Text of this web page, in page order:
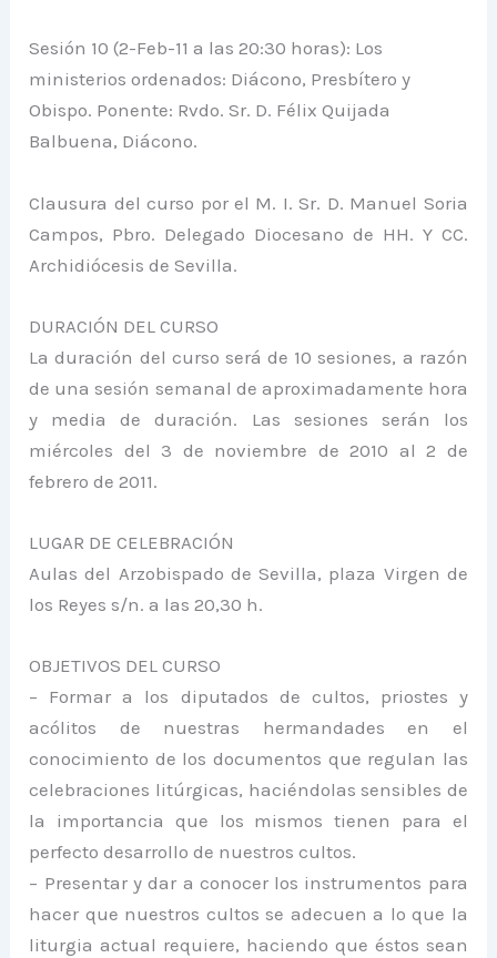
Sesión 10 (2-Feb-11 a las 20:30 horas): Los
ministerios ordenados: Diácono, Presbítero y
Obispo. Ponente: Rvdo. Sr. D. Félix Quijada
Balbuena, Diácono.
Clausura del curso por el M. I. Sr. D. Manuel Soria
Campos, Pbro. Delegado Diocesano de HH. Y CC.
Archidiócesis de Sevilla.
DURACIÓN DEL CURSO
La duración del curso será de 10 sesiones, a razón
de una sesión semanal de aproximadamente hora
y media de duración. Las sesiones serán los
miércoles del 3 de noviembre de 2010 al 2 de
febrero de 2011.
LUGAR DE CELEBRACIÓN
Aulas del Arzobispado de Sevilla, plaza Virgen de
los Reyes s/n. a las 20,30 h.
OBJETIVOS DEL CURSO
– Formar a los diputados de cultos, priostes y
acólitos de nuestras hermandades en el
conocimiento de los documentos que regulan las
celebraciones litúrgicas, haciéndolas sensibles de
la importancia que los mismos tienen para el
perfecto desarrollo de nuestros cultos.
– Presentar y dar a conocer los instrumentos para
hacer que nuestros cultos se adecuen a lo que la
liturgia actual requiere, haciendo que éstos sean